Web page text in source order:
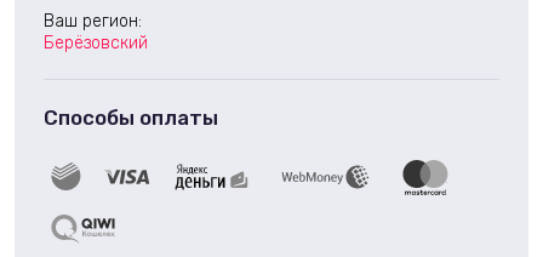
Ваш регион:
Берёзовский
Способы оплаты